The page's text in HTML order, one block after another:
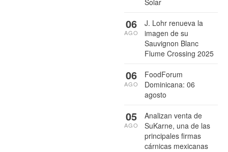
Solar
J. Lohr renueva la
imagen de su
Sauvignon Blanc
Flume Crossing 2025
06
AGO
FoodForum
Dominicana: 06
agosto
06
AGO
Analizan venta de
SuKarne, una de las
principales firmas
cárnicas mexicanas
05
AGO